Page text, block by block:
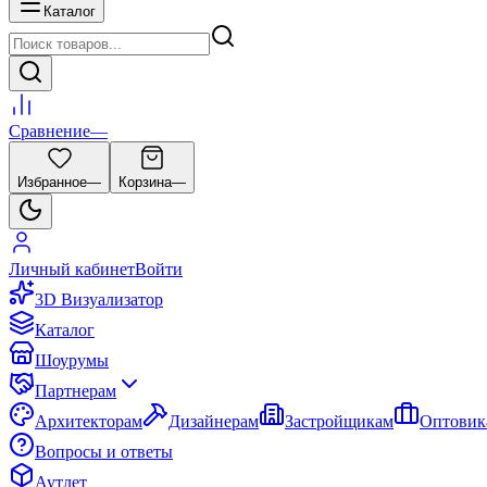
Каталог
Сравнение—
Избранное— Корзина—
Личный кабинетВойти
3D Визуализатор
Каталог
Шоурумы
Партнерам
Архитекторам
Дизайнерам Застройщикам
Вопросы и ответы
Аутлет